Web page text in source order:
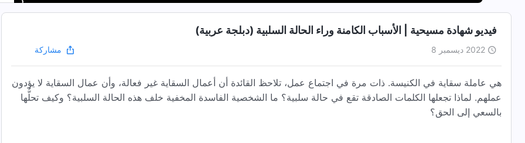
فيديو شهادة مسيحية | الأسباب الكامنة وراء الحالة السلبية (دبلجة عربية)
2022 ديسمبر 8 مشاركة
هي عاملة سقاية في الكنيسة. ذات مرة في اجتماع عمل، تلاحظ القائدة أن أعمال السقاية غير فعالة، وأن عمال السقاية لا يؤدون
عملهم. لماذا تجعلها الكلمات الصادقة تقع في حالة سلبية؟ ما الشخصية الفاسدة المخفية خلف هذه الحالة السلبية؟ وكيف تحلُّها
بالسعي إلى الحق؟